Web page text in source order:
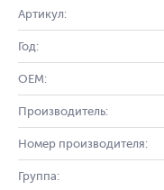
Артикул:
Год:
OEM:
Производитель:
Номер производителя:
Группа: